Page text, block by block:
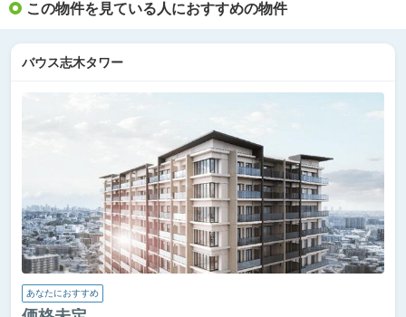
この物件を見ている人におすすめの物件
バウス志木タワー
あなたにおすすめ